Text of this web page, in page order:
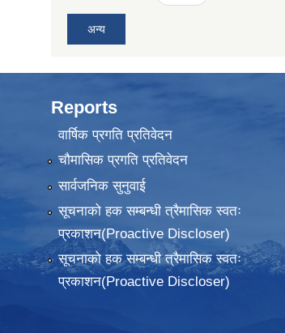
अन्य
Reports
वार्षिक प्रगति प्रतिवेदन
चौमासिक प्रगति प्रतिवेदन
सार्वजनिक सुनुवाई
सूचनाको हक सम्बन्धी त्रैमासिक स्वतः
प्रकाशन(Proactive Discloser)
सूचनाको हक सम्बन्धी त्रैमासिक स्वतः
प्रकाशन(Proactive Discloser)